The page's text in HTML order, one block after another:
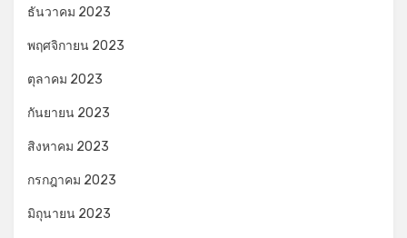
ธันวาคม 2023
พฤศจิกายน 2023
ตุลาคม 2023
กันยายน 2023
สิงหาคม 2023
กรกฎาคม 2023
มิถุนายน 2023